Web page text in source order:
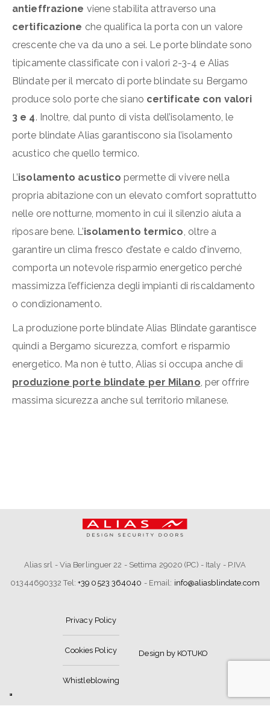
antieffrazione viene stabilita attraverso una
certificazione che qualifica la porta con un valore
crescente che va da uno a sei. Le porte blindate sono
tipicamente classificate con i valori 2-3-4 e Alias
Blindate per il mercato di porte blindate su Bergamo
produce solo porte che siano certificate con valori
3 e 4. Inoltre, dal punto di vista dell’isolamento, le
porte blindate Alias garantiscono sia l’isolamento
acustico che quello termico.
L’isolamento acustico permette di vivere nella
propria abitazione con un elevato comfort soprattutto
nelle ore notturne, momento in cui il silenzio aiuta a
riposare bene. L’isolamento termico, oltre a
garantire un clima fresco d’estate e caldo d’inverno,
comporta un notevole risparmio energetico perché
massimizza l’efficienza degli impianti di riscaldamento
o condizionamento.
La produzione porte blindate Alias Blindate garantisce
quindi a Bergamo sicurezza, comfort e risparmio
energetico. Ma non è tutto, Alias si occupa anche di
produzione porte blindate per Milano, per offrire
massima sicurezza anche sul territorio milanese.
Alias srl - Via Berlinguer 22 - Settima 29020 (PC) - Italy - P.IVA
01344690332 Tel: +39 0523 364040 - Email: info@aliasblindate.com
Privacy Policy
Cookies Policy
Whistleblowing
Design by KOTUKO